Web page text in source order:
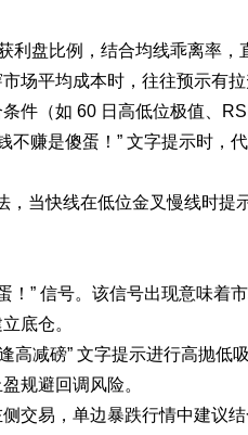
利盘比例，结合均线乖离率
场平均成本时，往往预示有拉
件（如 60 日高低位极值、
不赚是傻蛋！” 文字提示时，
当快线在低位金叉慢线时提
！” 信号。该信号出现意味着
底仓。
高减磅” 文字提示进行高抛
规避回调风险。
交易，单边暴跌行情中建议